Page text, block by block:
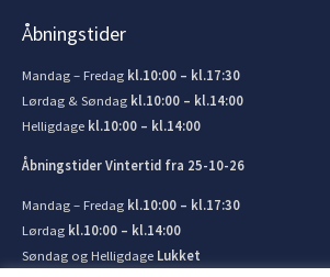
Åbningstider
Mandag – Fredag kl.10:00 – kl.17:30
Lørdag & Søndag kl.10:00 – kl.14:00
Helligdage kl.10:00 – kl.14:00
Åbningstider Vintertid fra 25-10-26
Mandag – Fredag kl.10:00 – kl.17:30
Lørdag kl.10:00 – kl.14:00
Søndag og Helligdage Lukket